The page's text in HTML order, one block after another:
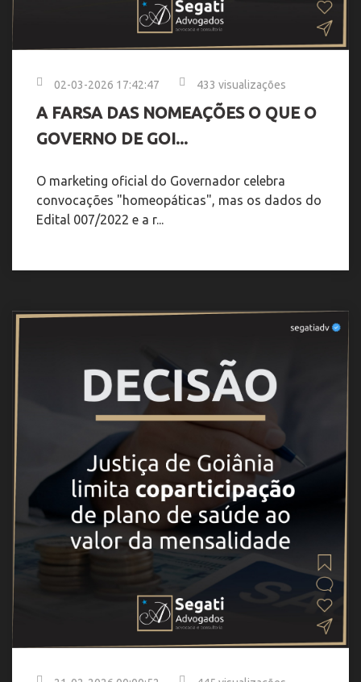
02-03-2026 17:42:47 433 visualizações
A FARSA DAS NOMEAÇÕES O QUE O
GOVERNO DE GOI...
O marketing oficial do Governador celebra
convocações "homeopáticas", mas os dados do
Edital 007/2022 e a r...